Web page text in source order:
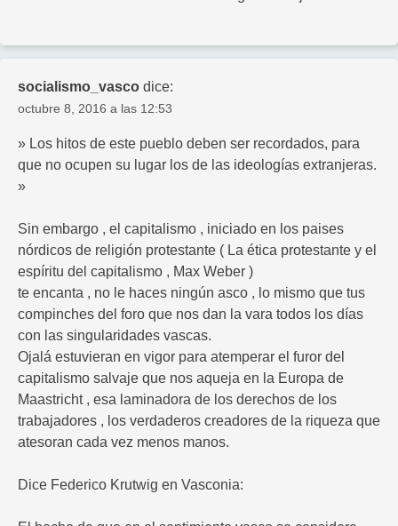
socialismo_vasco dice:
octubre 8, 2016 a las 12:53
» Los hitos de este pueblo deben ser recordados, para
que no ocupen su lugar los de las ideologías extranjeras.
»
Sin embargo , el capitalismo , iniciado en los paises
nórdicos de religión protestante ( La ética protestante y el
espíritu del capitalismo , Max Weber )
te encanta , no le haces ningún asco , lo mismo que tus
compinches del foro que nos dan la vara todos los días
con las singularidades vascas.
Ojalá estuvieran en vigor para atemperar el furor del
capitalismo salvaje que nos aqueja en la Europa de
Maastricht , esa laminadora de los derechos de los
trabajadores , los verdaderos creadores de la riqueza que
atesoran cada vez menos manos.
Dice Federico Krutwig en Vasconia: